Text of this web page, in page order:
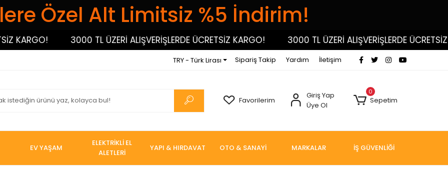
Özel Alt Limitsiz %5 İndirim!
3000 TL ÜZERİ ALIŞVERİŞLERDE ÜCRETSİZ KARGO! 3000 TL ÜZERİ ALIŞVERİŞLERDE ÜCRETSİZ
TRY - Türk Lirası Sipariş Takip Yardım İletişim
Favorilerim
Giriş Yap
Üye Ol
0
Sepetim
EV YAŞAM
ELEKTRİKLİ EL
ALETLERİ
YAPI & HIRDAVAT OTO & SANAYİ MARKALAR İŞ GÜVENLİĞİ